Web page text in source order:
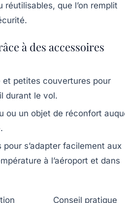
réutilisables, que l’on remplit
à des accessoires
et petites couvertures pour
durant le vol.
ou un objet de réconfort
s’adapter facilement aux
à l’aéroport et dans
Conseil pratique